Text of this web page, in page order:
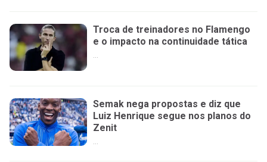
Troca de treinadores no Flamengo
e o impacto na continuidade tática
...
Semak nega propostas e diz que
Luiz Henrique segue nos planos do
Zenit
...